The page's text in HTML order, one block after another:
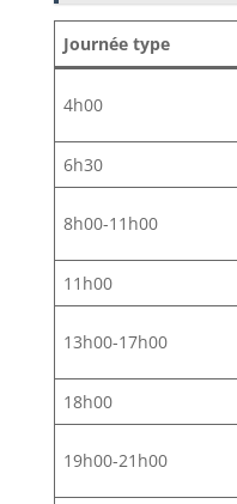
Journée type
4h00
6h30
8h00-11h00
11h00
13h00-17h00
18h00
19h00-21h00